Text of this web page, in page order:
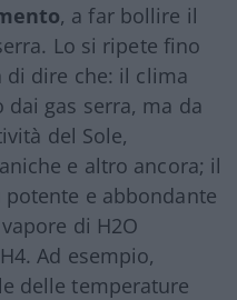
, a far bollire il
Lo si ripete fino
di dire che: il clima
gas serra, ma da
del Sole,
e altro ancora; il
e abbondante
di H2O
Ad esempio,
delle temperature